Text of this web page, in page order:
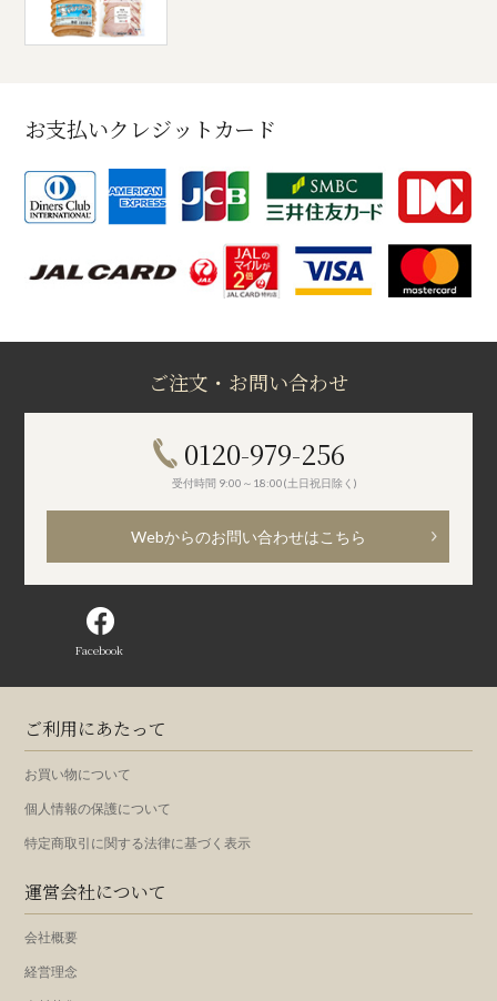
お支払いクレジットカード
ご注文・お問い合わせ
0120-979-256
受付時間 9:00～18:00(土日祝日除く)
Webからのお問い合わせはこちら
Facebook
ご利用にあたって
お買い物について
個人情報の保護について
特定商取引に関する法律に基づく表示
運営会社について
会社概要
経営理念